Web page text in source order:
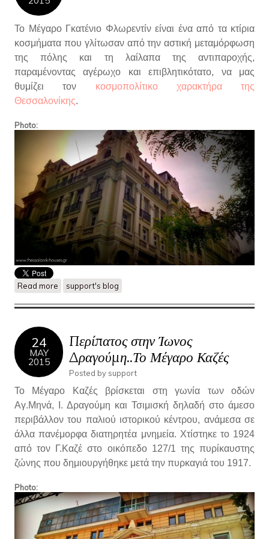
Το Μέγαρο Γκατένιο Φλωρεντίν είναι ένα από τα κτίρια
κοσμήματα που γλίτωσαν από την αστική μεταμόρφωση
της πόλης και τη λαίλαπα της αντιπαροχής,
παραμένοντας αγέρωχο και επιβλητικότατο, να μας
θυμίζει τον κοσμοπολίτικο χαρακτήρα της
Θεσσαλονίκης.
Photo:
Read more about Το Μέγαρο Γκατένιο Φλωρεντίν
support's blog
24
MAY
2015
Περίπατος στην Ίωνος
Δραγούμη..Το Μέγαρο Καζές
Posted by support
Το Μέγαρο Καζές βρίσκεται στη γωνία των οδών
Αγ.Μηνά, Ι. Δραγούμη και Τσιμισκή δηλαδή στο άμεσο
περιβάλλον του παλιού ιστορικού κέντρου, ανάμεσα σε
άλλα πανέμορφα διατηρητέα μνημεία. Χτίστηκε το 1924
από τον Γ.Καζέ στο οικόπεδο 127/1 της πυρίκαυστης
ζώνης που δημιουργήθηκε μετά την πυρκαγιά του 1917.
Photo: